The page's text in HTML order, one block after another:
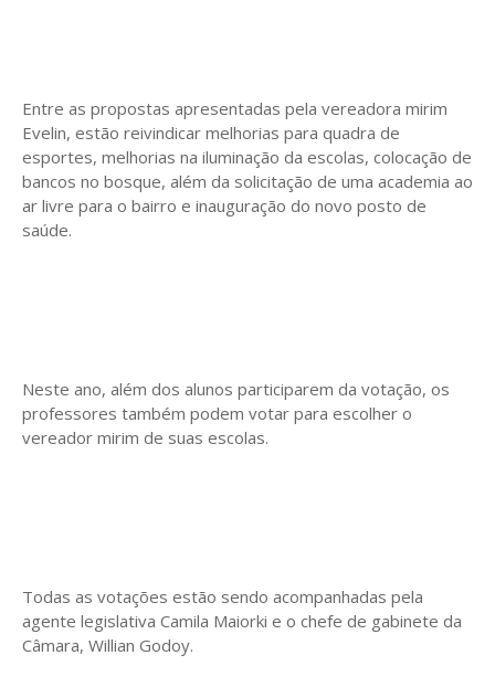
Entre as propostas apresentadas pela vereadora mirim
Evelin, estão reivindicar melhorias para quadra de
esportes, melhorias na iluminação da escolas, colocação de
bancos no bosque, além da solicitação de uma academia ao
ar livre para o bairro e inauguração do novo posto de
saúde.
Neste ano, além dos alunos participarem da votação, os
professores também podem votar para escolher o
vereador mirim de suas escolas.
Todas as votações estão sendo acompanhadas pela
agente legislativa Camila Maiorki e o chefe de gabinete da
Câmara, Willian Godoy.